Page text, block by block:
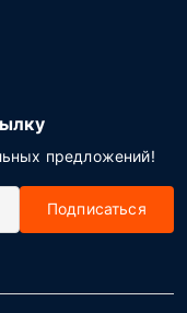
предложений!
Подписаться